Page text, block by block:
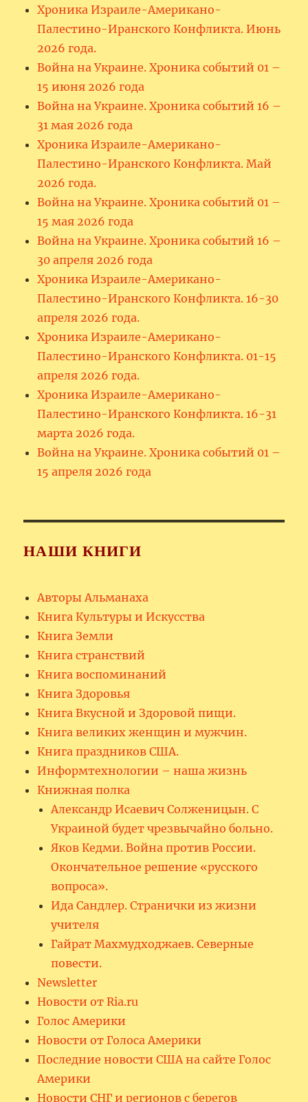
Хроника Израиле-Американо-
Палестино-Иранского Конфликта. Июнь
2026 года.
Война на Украине. Хроника событий 01 –
15 июня 2026 года
Война на Украине. Хроника событий 16 –
31 мая 2026 года
Хроника Израиле-Американо-
Палестино-Иранского Конфликта. Май
2026 года.
Война на Украине. Хроника событий 01 –
15 мая 2026 года
Война на Украине. Хроника событий 16 –
30 апреля 2026 года
Хроника Израиле-Американо-
Палестино-Иранского Конфликта. 16-30
апреля 2026 года.
Хроника Израиле-Американо-
Палестино-Иранского Конфликта. 01-15
апреля 2026 года.
Хроника Израиле-Американо-
Палестино-Иранского Конфликта. 16-31
марта 2026 года.
Война на Украине. Хроника событий 01 –
15 апреля 2026 года
НАШИ КНИГИ
Авторы Альманаха
Книга Культуры и Искусства
Книга Земли
Книга странствий
Книга воспоминаний
Книга Здоровья
Книга Вкусной и Здоровой пищи.
Книга великих женщин и мужчин.
Книга праздников США.
Информтехнологии – наша жизнь
Книжная полка
Александр Исаевич Солженицын. С
Украиной будет чрезвычайно больно.
Яков Кедми. Война против России.
Окончательное решение «русского
вопроса».
Ида Сандлер. Странички из жизни
учителя
Гайрат Махмудходжаев. Северные
повести.
Newsletter
Новости от Ria.ru
Голос Америки
Новости от Голоса Америки
Последние новости США на сайте Голос
Америки
Новости СНГ и регионов с берегов